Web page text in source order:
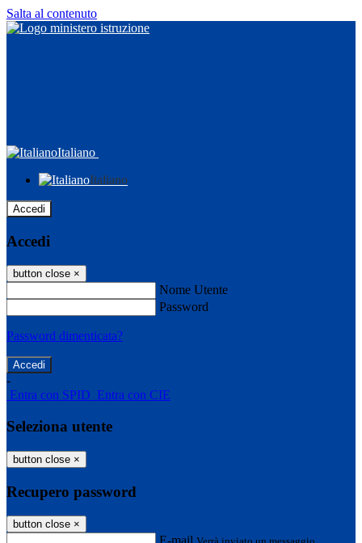
Salta al contenuto
Italiano
Italiano
Accedi
Accedi
button close ×
Nome Utente
Password
Password dimenticata?
-
Entra con SPID Entra con CIE
Seleziona utente
button close ×
Recupero password
button close ×